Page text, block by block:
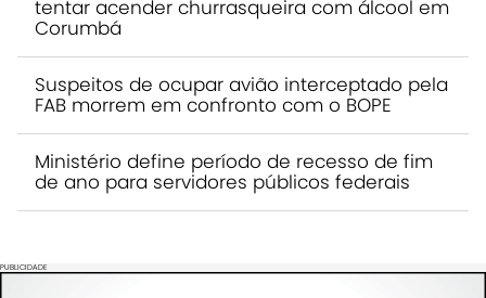
tentar acender churrasqueira com álcool em
Corumbá
Suspeitos de ocupar avião interceptado pela
FAB morrem em confronto com o BOPE
Ministério define período de recesso de fim
de ano para servidores públicos federais
PUBLICIDADE